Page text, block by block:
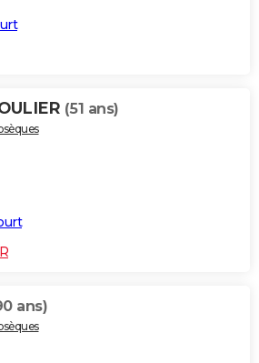
(51 ans)
ans)